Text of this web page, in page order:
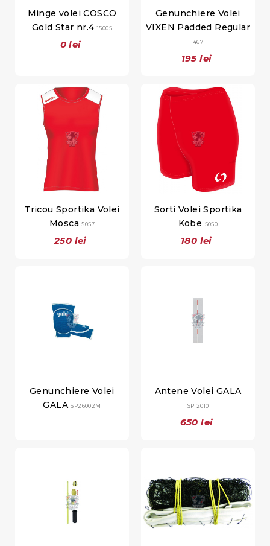
Minge volei COSCO
Gold Star nr.415005
0 lei
Genunchiere Volei
VIXEN Padded Regular
467
195 lei
Tricou Sportika Volei
Mosca5057
250 lei
Sorti Volei Sportika
Kobe 5050
180 lei
Genunchiere Volei
GALASP26002M
Antene Volei GALA
SP12010
650 lei